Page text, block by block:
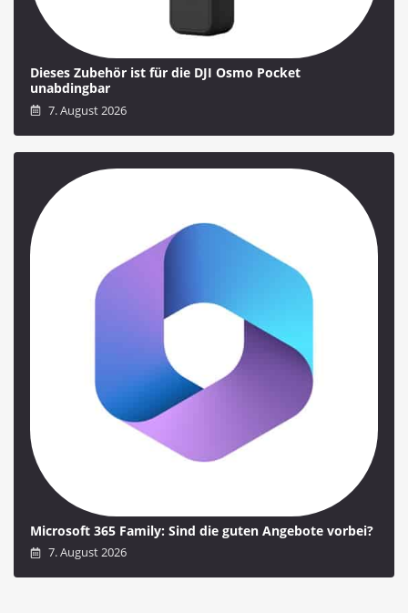
Dieses Zubehör ist für die DJI Osmo Pocket
unabdingbar
7. August 2026
Microsoft 365 Family: Sind die guten Angebote vorbei?
7. August 2026